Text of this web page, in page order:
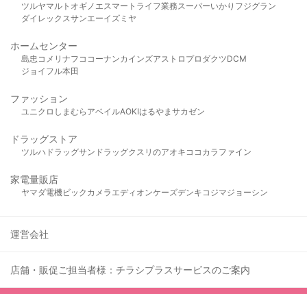
ツルヤマルト オギノ エスマート ライフ業務スーパーいかり フジグラン
ダイレックスサンエーイズミヤ
ホームセンター
島忠 コメリ ナフコ コーナンカインズアストロプロダクツDCM
ジョイフル本田
ファッション
ユニクロ しまむら アベイルAOKIはるやま サカゼン
ドラッグストア
ツルハドラッグサンドラッグクスリのアオキ ココカラファイン
家電量販店
ヤマダ電機ビックカメラ エディオンケーズデンキ コジマジョーシン
運営会社
店舗・販促ご担当者様：チラシプラスサービスのご案内